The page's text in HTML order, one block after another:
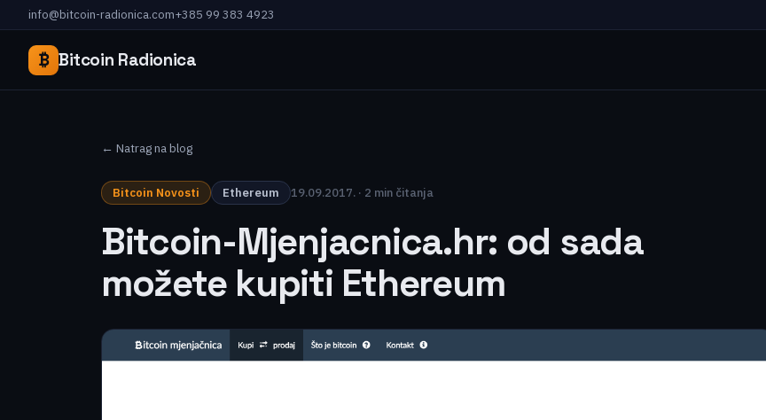
info@bitcoin-radionica.com+385 99 383 4923
₿ Bitcoin Radionica
← Natrag na blog
Bitcoin Novosti Ethereum 19.09.2017. · 2 min čitanja
Bitcoin-Mjenjacnica.hr: od sada
možete kupiti Ethereum